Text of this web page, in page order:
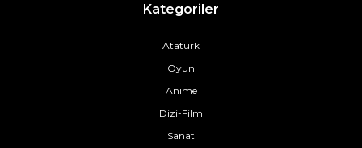
Kategoriler
Atatürk
Oyun
Anime
Dizi-Film
Sanat